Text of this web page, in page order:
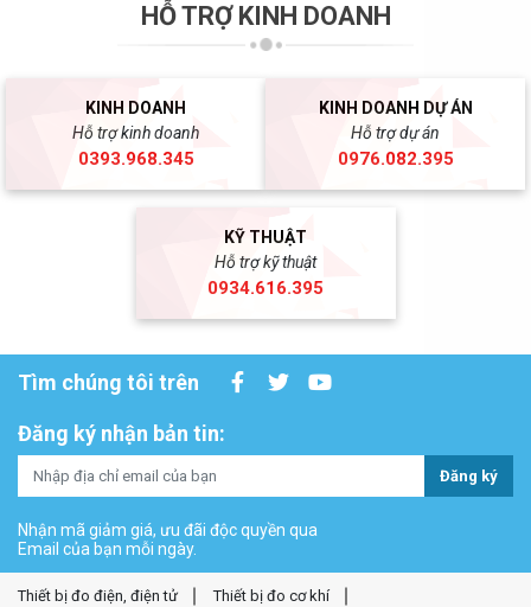
HỖ TRỢ KINH DOANH
KINH DOANH
Hỗ trợ kinh doanh
0393.968.345
KINH DOANH DỰ ÁN
Hỗ trợ dự án
0976.082.395
KỸ THUẬT
Hỗ trợ kỹ thuật
0934.616.395
Tìm chúng tôi trên
Đăng ký nhận bản tin:
Đăng ký
Nhận mã giảm giá, ưu đãi độc quyền qua
Email của bạn mỗi ngày.
Thiết bị đo điện, điện tử
Thiết bị đo cơ khí